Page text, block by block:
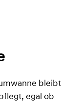
bleibt
egal ob